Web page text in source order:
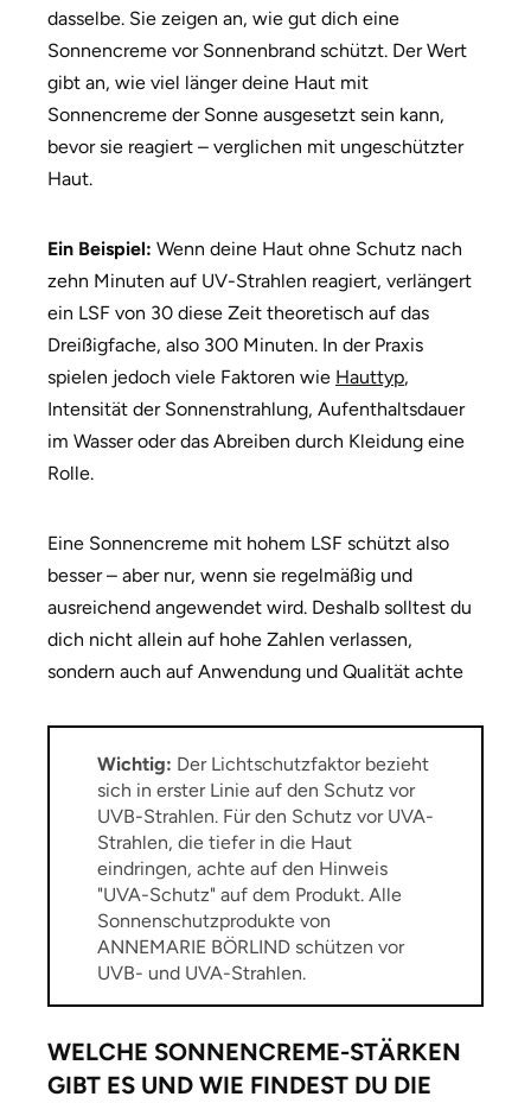
dasselbe. Sie zeigen an, wie gut dich eine
Sonnencreme vor Sonnenbrand schützt. Der Wert
gibt an, wie viel länger deine Haut mit
Sonnencreme der Sonne ausgesetzt sein kann,
bevor sie reagiert – verglichen mit ungeschützter
Haut.
Ein Beispiel: Wenn deine Haut ohne Schutz nach
zehn Minuten auf UV-Strahlen reagiert, verlängert
ein LSF von 30 diese Zeit theoretisch auf das
Dreißigfache, also 300 Minuten. In der Praxis
spielen jedoch viele Faktoren wie Hauttyp,
Intensität der Sonnenstrahlung, Aufenthaltsdauer
im Wasser oder das Abreiben durch Kleidung eine
Rolle.
Eine Sonnencreme mit hohem LSF schützt also
besser – aber nur, wenn sie regelmäßig und
ausreichend angewendet wird. Deshalb solltest du
dich nicht allein auf hohe Zahlen verlassen,
sondern auch auf Anwendung und Qualität achte
Wichtig: Der Lichtschutzfaktor bezieht
sich in erster Linie auf den Schutz vor
UVB-Strahlen. Für den Schutz vor UVA-
Strahlen, die tiefer in die Haut
eindringen, achte auf den Hinweis
"UVA-Schutz" auf dem Produkt. Alle
Sonnenschutzprodukte von
ANNEMARIE BÖRLIND schützen vor
UVB- und UVA-Strahlen.
WELCHE SONNENCREME-STÄRKEN
GIBT ES UND WIE FINDEST DU DIE